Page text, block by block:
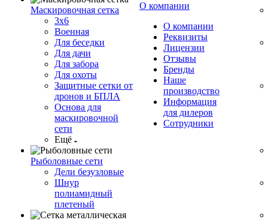
Маскировочная сетка
3х6
Военная
Для беседки
Для дачи
Для забора
Для охоты
Защитные сетки от
дронов и БПЛА
Основа для
маскировочной
сети
Ещё
Рыболовные сети
Дели безузловые
Шнур
полиамидный
плетеный
О компании
О компании
Реквизиты
Лицензии
Отзывы
Бренды
Наше
производство
Информация
для дилеров
Сотрудники